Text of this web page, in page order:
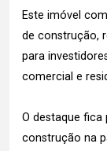
Este imóvel
de construção,
para
comercial e
O destaque
construção na